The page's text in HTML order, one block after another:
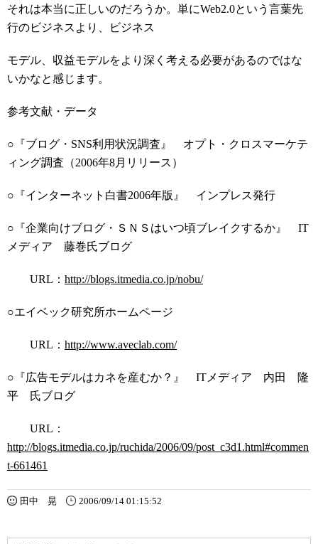
それは本当に正しいのだろうか。単にWeb2.0という言葉先
行のビジネスより、ビジネス
モデル、収益モデルをより深く考える必要があるのではな
いかなと感じます。
参考文献・データ
○『ブログ・SNS利用状況調査』 オプト・クロスマーケテ
ィング調査（2006年8月リリース）
○『インターネット白書2006年版』 インプレス発行
○『企業向けブログ・ＳＮＳはいつ頃ブレイクするか』 IT
メディア 藤巻氏ブログ
URL： http://blogs.itmedia.co.jp/nobu/
○エイベック研究所ホームページ
URL： http://www.aveclab.com/
○『広告モデルはカネを産むか？』 ITメディア 内田 隆
平 氏ブログ
URL：
http://blogs.itmedia.co.jp/ruchida/2006/09/post_c3d1.html#commen
t-661461
田中 晃 2006/09/14 01:15:52